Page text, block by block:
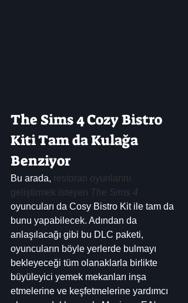
The Sims 4 Cozy Bistro
Kiti Tam da Kulağa
Benziyor
Bu arada, restoran oyunlarını
geliştirmek isteyen The Sims 4
oyuncuları da Cosy Bistro Kit ile tam da
bunu yapabilecek. Adından da
anlaşılacağı gibi bu DLC paketi,
oyuncuların böyle yerlerde bulmayı
bekleyeceği tüm olanaklarla birlikte
büyüleyici yemek mekanları inşa
etmelerine ve keşfetmelerine yardımcı